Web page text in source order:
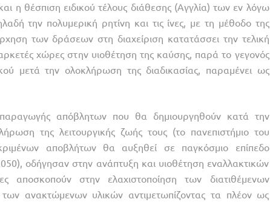
η θέσπιση ειδικού τέλους διάθεσης (Αγγλία) των εν λόγω
την πολυμερική ρητίνη και τις ίνες, με τη μέθοδο της
των δράσεων στη διαχείριση κατατάσσει την τελική
χώρες στην υιοθέτηση της καύσης, παρά το γεγονός
μετά την ολοκλήρωση της διαδικασίας, παραμένει ως
απόβλητων που θα δημιουργηθούν κατά την
της λειτουργικής ζωής τους (το πανεπιστήμιο του
αποβλήτων θα αυξηθεί σε παγκόσμιο επίπεδο
οδήγησαν στην ανάπτυξη και υιοθέτηση εναλλακτικών
αποσκοπούν στην ελαχιστοποίηση των διατιθέμενων
ανακτώμενων υλικών αντιμετωπίζοντας τα πλέον ως